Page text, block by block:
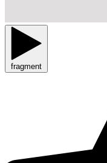
fragment